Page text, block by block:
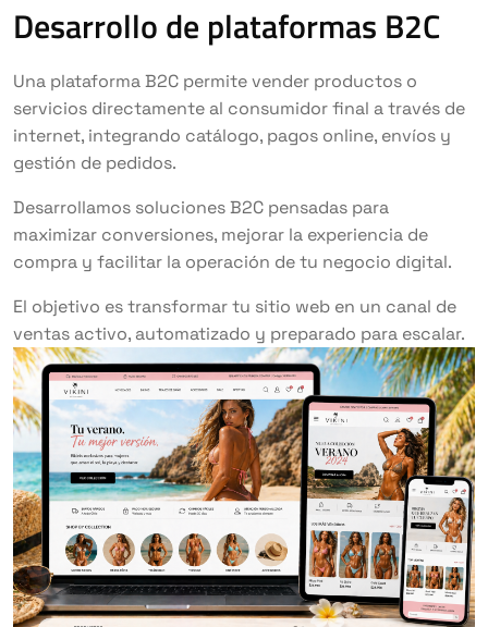
Desarrollo de plataformas B2C
Una plataforma B2C permite vender productos o
servicios directamente al consumidor final a través de
internet, integrando catálogo, pagos online, envíos y
gestión de pedidos.
Desarrollamos soluciones B2C pensadas para
maximizar conversiones, mejorar la experiencia de
compra y facilitar la operación de tu negocio digital.
El objetivo es transformar tu sitio web en un canal de
ventas activo, automatizado y preparado para escalar.